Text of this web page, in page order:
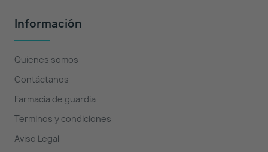
Información
Quienes somos
Contáctanos
Farmacia de guardia
Terminos y condiciones
Aviso Legal